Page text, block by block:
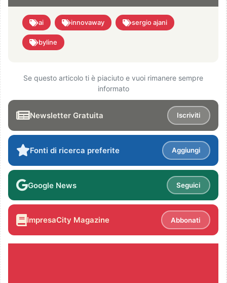
ai innovaway sergio ajani
byline
Se questo articolo ti è piaciuto e vuoi rimanere sempre
informato
Newsletter Gratuita Iscriviti
Fonti di ricerca preferite Aggiungi
Google News Seguici
ImpresaCity Magazine Abbonati